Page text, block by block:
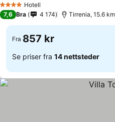
4 StjernerHotell
7,6 Bra 4 174 Tirrenia, 15.6
Fra 857 kr
Se priser fra 14 nettsteder